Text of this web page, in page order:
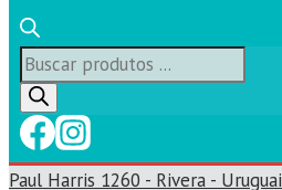
Búsqueda
de
productos
Paul Harris 1260 - Rivera - Uruguai